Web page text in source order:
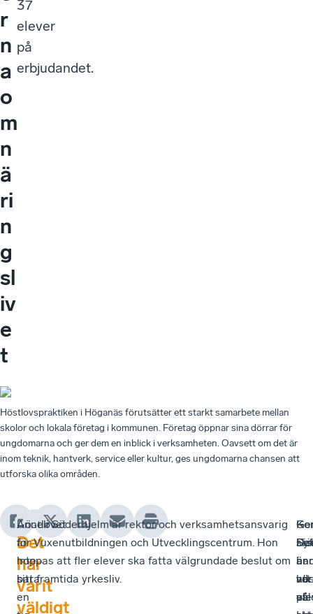
r
n
a
o
m
n
ä
ri
n
g
sl
iv
e
t
37
elever
på
erbjudandet.
Höstlovspraktiken i Höganäs förutsätter ett starkt samarbete mellan
skolor och lokala företag i kommunen. Företag öppnar sina dörrar för
ungdomarna och ger dem en inblick i verksamheten. Oavsett om det är
inom teknik, hantverk, service eller kultur, ges ungdomarna chansen att
utforska olika områden.
Höstlovet
är
inte
bara
en
Det
har
varit
väldigt
Anneli Söderhjelm är rektor och verksamhetsansvarig
för Vuxenutbildningen och Utvecklingscentrum. Hon
hoppas att fler elever ska fatta välgrundade beslut om
sitt framtida yrkesliv.
–
är
att
ut
är
vd
på
–
har